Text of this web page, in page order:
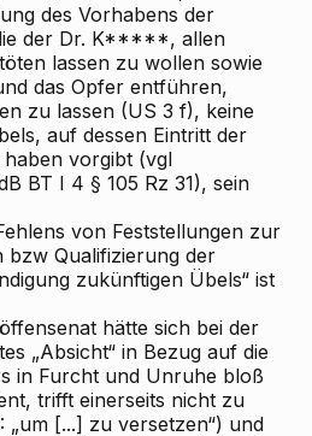
des Vorhabens der
der Dr. K*****, allen
lassen zu wollen sowie
das Opfer entführen,
zu lassen (US 3 f), keine
auf dessen Eintritt der
vorgibt (vgl
BT I 4 § 105 Rz 31), sein
von Feststellungen zur
bzw Qualifizierung der
zukünftigen Übels“ ist
hätte sich bei der
„Absicht“ in Bezug auf die
in Furcht und Unruhe bloß
trifft einerseits nicht zu
„um [...] zu versetzen“) und